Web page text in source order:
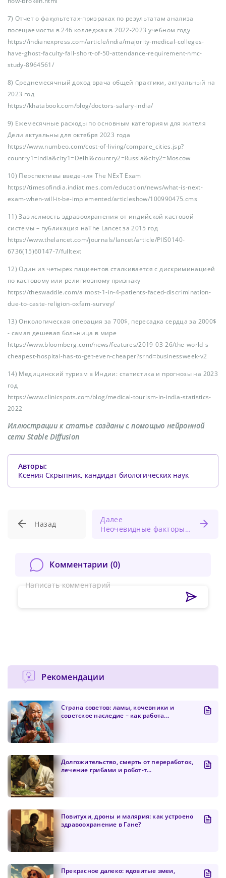
7) Отчет о факультетах-призраках по результатам анализа
посещаемости в 246 колледжах в 2022-2023 учебном году
https://indianexpress.com/article/india/majority-medical-colleges-
have-ghost-faculty-fall-short-of-50-attendance-requirement-nmc-
study-8964561/
8) Среднемесячный доход врача общей практики, актуальный на
2023 год
https://khatabook.com/blog/doctors-salary-india/
9) Ежемесячные расходы по основным категориям для жителя
Дели актуальны для октября 2023 года
https://www.numbeo.com/cost-of-living/compare_cities.jsp?
country1=India&city1=Delhi&country2=Russia&city2=Moscow
10) Перспективы введения The NExT Exam
https://timesofindia.indiatimes.com/education/news/what-is-next-
exam-when-will-it-be-implemented/articleshow/100990475.cms
11) Зависимость здравоохранения от индийской кастовой
системы – публикация наThe Lancet за 2015 год
https://www.thelancet.com/journals/lancet/article/PIIS0140-
6736(15)60147-7/fulltext
12) Один из четырех пациентов сталкивается с дискриминацией
по кастовому или религиозному признаку
https://theswaddle.com/almost-1-in-4-patients-faced-discrimination-
due-to-caste-religion-oxfam-survey/
13) Онкологическая операция за 700$, пересадка сердца за 2000$
- самая дешевая больница в мире
https://www.bloomberg.com/news/features/2019-03-26/the-world-s-
cheapest-hospital-has-to-get-even-cheaper?srnd=businessweek-v2
14) Медицинский туризм в Индии: статистика и прогнозы на 2023
год
https://www.clinicspots.com/blog/medical-tourism-in-india-statistics-
2022
Иллюстрации к статье созданы с помощью нейронной
сети Stable Diffusion
Авторы:
Ксения Скрыпник, кандидат биологических наук
Назад
Далее
Неочевидные факторы эмоционального выгорания врачей
Комментарии (0)
Написать комментарий
Рекомендации
Страна советов: ламы, кочевники и
советское наследие – как работа...
Долгожительство, смерть от переработок,
лечение грибами и робот-т...
Повитухи, дроны и малярия: как устроено
здравоохранение в Гане?
Прекрасное далеко: ядовитые змеи,